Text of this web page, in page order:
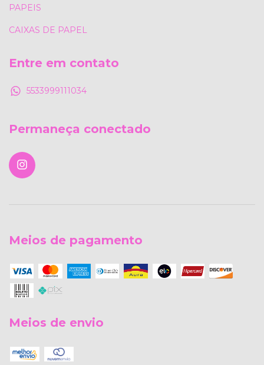
PAPEIS
CAIXAS DE PAPEL
Entre em contato
5533999111034
Permaneça conectado
Meios de pagamento
Meios de envio